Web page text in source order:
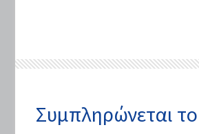
Συμπληρώνεται